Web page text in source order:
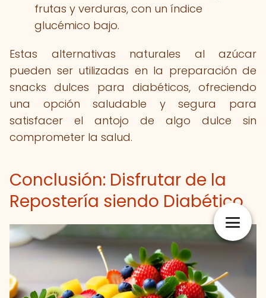
frutas y verduras, con un índice
glucémico bajo.
Estas alternativas naturales al azúcar
pueden ser utilizadas en la preparación de
snacks dulces para diabéticos, ofreciendo
una opción saludable y segura para
satisfacer el antojo de algo dulce sin
comprometer la salud.
Conclusión: Disfrutar de la
Repostería siendo Diabético